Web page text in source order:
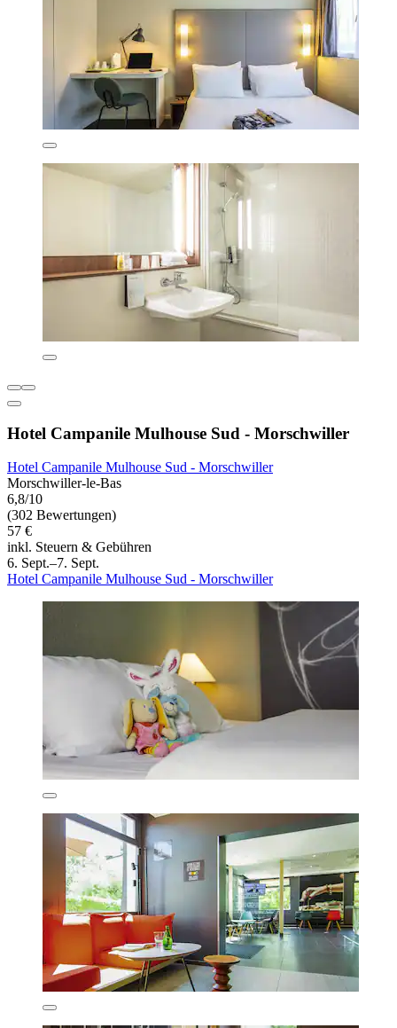
Hotel Campanile Mulhouse Sud - Morschwiller
Hotel Campanile Mulhouse Sud - Morschwiller
Morschwiller-le-Bas
6,8/10
(302 Bewertungen)
57 €
inkl. Steuern & Gebühren
6. Sept.–7. Sept.
Hotel Campanile Mulhouse Sud - Morschwiller